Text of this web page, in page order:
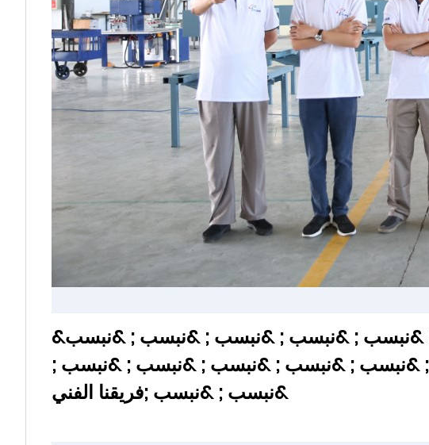
&نبسب ; &نبسب ; &نبسب ; &نبسب ; &نبسب ; &نبسب ; &نبسب ; &نبسب ; &نبسب ; &نبسب ; &نبسب ; &نبسب ; &نبسب
; &نبسب ; &نبسب ; &نبسب ; &نبسب ;
&نبسب ; &نبسب ;فريقنا الفني